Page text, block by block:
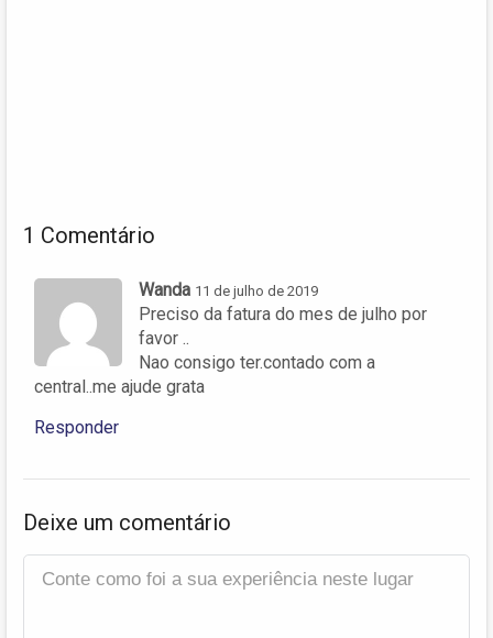
1 Comentário
Wanda 11 de julho de 2019
Preciso da fatura do mes de julho por
favor ..
Nao consigo ter.contado com a
central..me ajude grata
Responder
Deixe um comentário